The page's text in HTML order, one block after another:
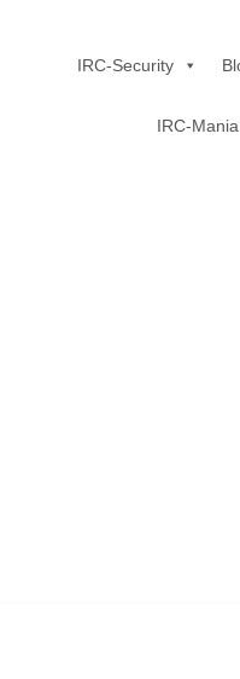
IRC-Security
IRC-